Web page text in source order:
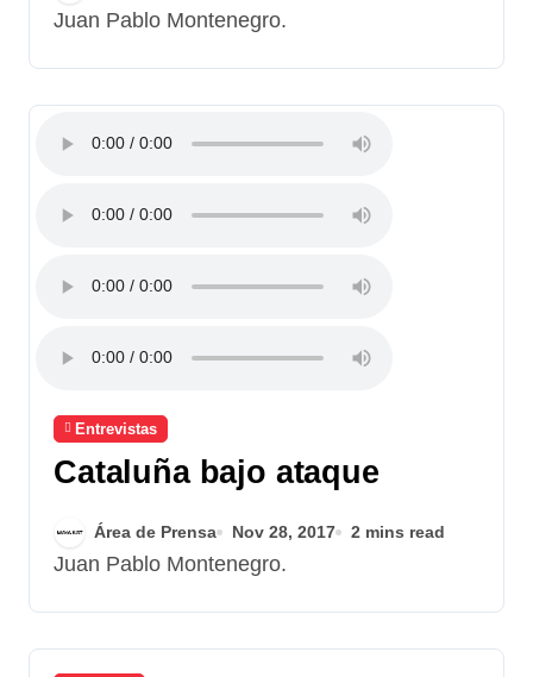
Juan Pablo Montenegro.
Entrevistas
Cataluña bajo ataque
Área de Prensa Nov 28, 2017 2 mins read
Juan Pablo Montenegro.